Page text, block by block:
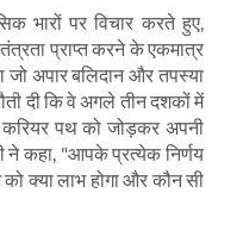
भारों पर विचार करते हुए
प्राप्त करने के एकमात्र
जो अपार बलिदान और तपस्या
दी कि वे अगले तीन दशकों में
पथ को जोड़कर अपनी
ने कहा, "आपके प्रत्येक निर्णय
क्या लाभ होगा और कौन सी